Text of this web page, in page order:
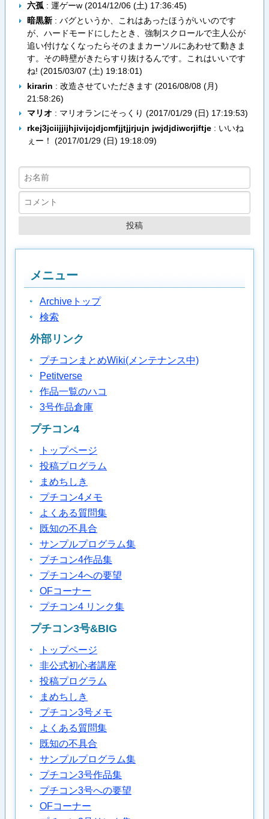
六孤: 運ゲーw (2014/12/06 (土) 17:36:45)
暗黒新: バグというか、これはあったほうがいいのです
が、ハードモードにしたとき、強制スクロールで主人公が
追い付けなくなったらそのままカーソルにあわせて動きま
す。その時壁がきたらすり抜けるんです。これはいいです
ね! (2015/03/07 (土) 19:18:01)
kirarin : 改造させていただきます (2016/08/08 (月)
21:58:26)
マリオ : マリオランにそっくり (2017/01/29 (日) 17:19:53)
rkej3jciijjijhjivijcjdjcmfjjtjjrjujn jwjdjdiwcrjiftje: いいね
ぇー！ (2017/01/29 (日) 19:18:09)
メニュー
Archiveトップ
検索
外部リンク
プチコンまとめWiki(メンテナンス中)
Petitverse
作品一覧のハコ
3号作品倉庫
プチコン4
トップページ
投稿プログラム
まめちしき
プチコン4メモ
よくある質問集
既知の不具合
サンプルプログラム集
プチコン4作品集
プチコン4への要望
OFコーナー
プチコン4 リンク集
プチコン3号&BIG
トップページ
非公式初心者講座
投稿プログラム
まめちしき
プチコン3号メモ
よくある質問集
既知の不具合
サンプルプログラム集
プチコン3号作品集
プチコン3号への要望
OFコーナー